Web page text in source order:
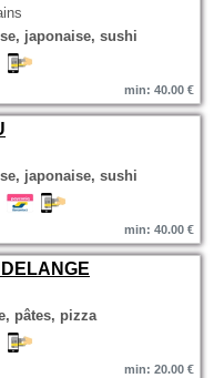
japonaise, sushi
min: 40.00 €
japonaise, sushi
min: 40.00 €
pâtes, pizza
min: 20.00 €